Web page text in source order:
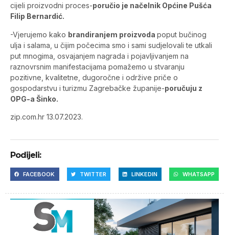
cijeli proizvodni proces-poručio je načelnik Općine Pušća
Filip Bernardić.
-Vjerujemo kako brandiranjem proizvoda poput bučinog
ulja i salama, u čijim počecima smo i sami sudjelovali te utkali
put mnogima, osvajanjem nagrada i pojavljivanjem na
raznovrsnim manifestacijama pomažemo u stvaranju
pozitivne, kvalitetne, dugoročne i održive priče o
gospodarstvu i turizmu Zagrebačke županije-poručuju z
OPG-a Šinko.
zip.com.hr 13.07.2023.
Podijeli:
FACEBOOK TWITTER LINKEDIN WHATSAPP